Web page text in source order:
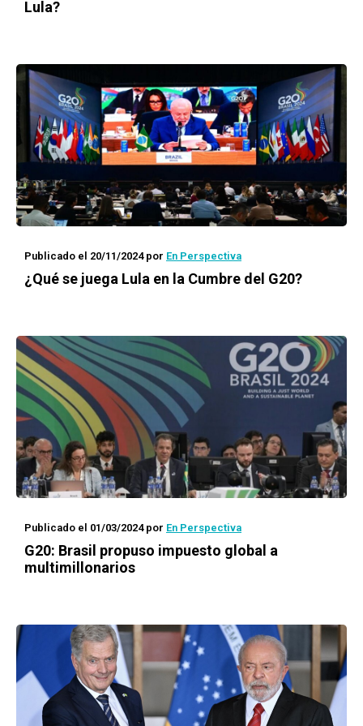
Lula?
Publicado el 20/11/2024por En Perspectiva
¿Qué se juega Lula en la Cumbre del G20?
Publicado el 01/03/2024por En Perspectiva
G20: Brasil propuso impuesto global a
multimillonarios